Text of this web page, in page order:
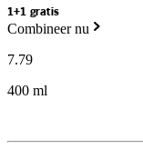
1+1 gratis
Combineer nu
7.79
400 ml